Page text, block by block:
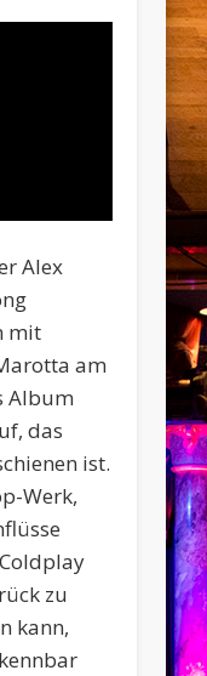
Alex
mit
am
Album
das
ist.
Werk,
zu
kann,